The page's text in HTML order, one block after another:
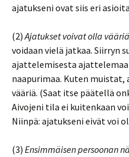
ajatukseni ovat siis eri
(2)Ajatukset voivat olla
voidaan vielä jatkaa. Siirryn
ajattelemisesta
naapurimaa. Kuten
vääriä. (Saat itse päätellä
Aivojeni tila ei kuitenkaan
Niinpä: ajatukseni eivät voi
(3) Ensimmäisen persoonan